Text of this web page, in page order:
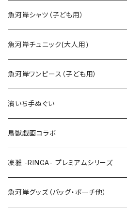
SSサイズ
Sサイズ
Mサイズ
Lサイズ
LLサイズ
特大3Lサイズ
魚河岸シャツ（子ども用）
90cm
100cm
110cm
120cm
130cm
上下セット
魚河岸チュニック(大人用)
魚河岸ワンピース（子ども用）
100cm
120cm
濱いち手ぬぐい
鳥獣戯画コラボ
凜雅 -RINGA- プレミアムシリーズ
魚河岸グッズ（バッグ・ポーチ他）